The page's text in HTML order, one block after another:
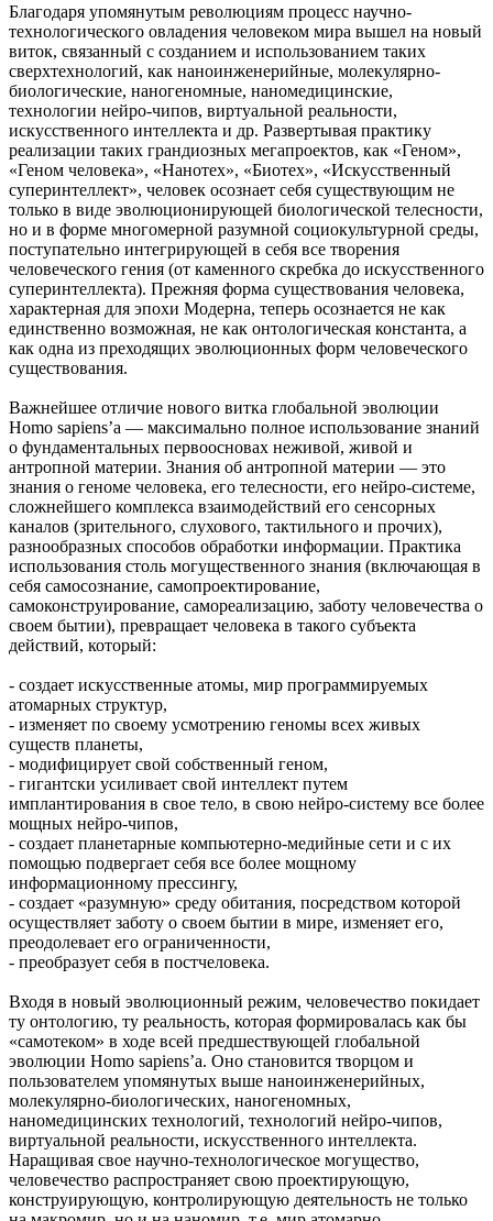
Благодаря упомянутым революциям процесс научно-
технологического овладения человеком мира вышел на новый
виток, связанный с созданием и использованием таких
сверхтехнологий, как наноинженерийные, молекулярно-
биологические, наногеномные, наномедицинские,
технологии нейро-чипов, виртуальной реальности,
искусственного интеллекта и др. Развертывая практику
реализации таких грандиозных мегапроектов, как «Геном»,
«Геном человека», «Нанотех», «Биотех», «Искусственный
суперинтеллект», человек осознает себя существующим не
только в виде эволюционирующей биологической телесности,
но и в форме многомерной разумной социокультурной среды,
поступательно интегрирующей в себя все творения
человеческого гения (от каменного скребка до искусственного
суперинтеллекта). Прежняя форма существования человека,
характерная для эпохи Модерна, теперь осознается не как
единственно возможная, не как онтологическая константа, а
как одна из преходящих эволюционных форм человеческого
существования.
Важнейшее отличие нового витка глобальной эволюции
Homo sapiens’a — максимально полное использование знаний
о фундаментальных первоосновах неживой, живой и
антропной материи. Знания об антропной материи — это
знания о геноме человека, его телесности, его нейро-системе,
сложнейшего комплекса взаимодействий его сенсорных
каналов (зрительного, слухового, тактильного и прочих),
разнообразных способов обработки информации. Практика
использования столь могущественного знания (включающая в
себя самосознание, самопроектирование,
самоконструирование, самореализацию, заботу человечества о
своем бытии), превращает человека в такого субъекта
действий, который:
- создает искусственные атомы, мир программируемых
атомарных структур,
- изменяет по своему усмотрению геномы всех живых
существ планеты,
- модифицирует свой собственный геном,
- гигантски усиливает свой интеллект путем
имплантирования в свое тело, в свою нейро-систему все более
мощных нейро-чипов,
- создает планетарные компьютерно-медийные сети и с их
помощью подвергает себя все более мощному
информационному прессингу,
- создает «разумную» среду обитания, посредством которой
осуществляет заботу о своем бытии в мире, изменяет его,
преодолевает его ограниченности,
- преобразует себя в постчеловека.
Входя в новый эволюционный режим, человечество покидает
ту онтологию, ту реальность, которая формировалась как бы
«самотеком» в ходе всей предшествующей глобальной
эволюции Homo sapiens’a. Оно становится творцом и
пользователем упомянутых выше наноинженерийных,
молекулярно-биологических, наногеномных,
наномедицинских технологий, технологий нейро-чипов,
виртуальной реальности, искусственного интеллекта.
Наращивая свое научно-технологическое могущество,
человечество распространяет свою проектирующую,
конструирующую, контролирующую деятельность не только